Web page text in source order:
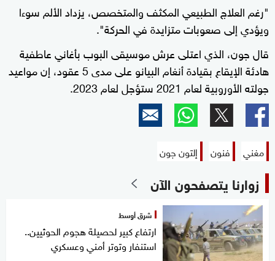
"رغم العلاج الطبيعي المكثف والمتخصص، يزداد الألم سوءا
ويؤدي إلى صعوبات متزايدة في الحركة".
قال جون، الذي اعتلى عرش موسيقى البوب بأغاني عاطفية
هادئة الإيقاع بقيادة أنغام البيانو على مدى 5 عقود، إن مواعيد
جولته الأوروبية لعام 2021 ستؤجل لعام 2023.
مغني فنون إلتون جون
زوارنا يتصفحون الآن
شرق أوسط
ارتفاع كبير لحصيلة هجوم الحوثيين..
استنفار وتوتر أمني وعسكري